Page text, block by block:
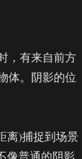
，有来自前方
体。阴影的位
离)捕捉到场景
普通的阴影，